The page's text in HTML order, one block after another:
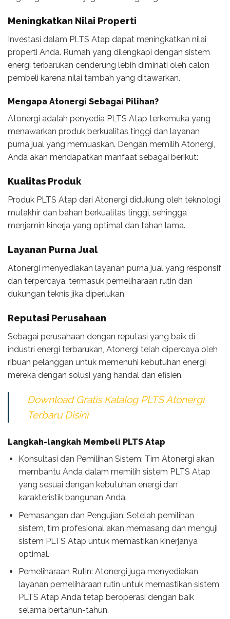
Meningkatkan Nilai Properti
Investasi dalam PLTS Atap dapat meningkatkan nilai
properti Anda. Rumah yang dilengkapi dengan sistem
energi terbarukan cenderung lebih diminati oleh calon
pembeli karena nilai tambah yang ditawarkan.
Mengapa Atonergi Sebagai Pilihan?
Atonergi adalah penyedia PLTS Atap terkemuka yang
menawarkan produk berkualitas tinggi dan layanan
purna jual yang memuaskan. Dengan memilih Atonergi,
Anda akan mendapatkan manfaat sebagai berikut:
Kualitas Produk
Produk PLTS Atap dari Atonergi didukung oleh teknologi
mutakhir dan bahan berkualitas tinggi, sehingga
menjamin kinerja yang optimal dan tahan lama.
Layanan Purna Jual
Atonergi menyediakan layanan purna jual yang responsif
dan terpercaya, termasuk pemeliharaan rutin dan
dukungan teknis jika diperlukan.
Reputasi Perusahaan
Sebagai perusahaan dengan reputasi yang baik di
industri energi terbarukan, Atonergi telah dipercaya oleh
ribuan pelanggan untuk memenuhi kebutuhan energi
mereka dengan solusi yang handal dan efisien.
Download Gratis Katalog PLTS Atonergi
Terbaru Disini
Langkah-langkah Membeli PLTS Atap
Konsultasi dan Pemilihan Sistem: Tim Atonergi akan
membantu Anda dalam memilih sistem PLTS Atap
yang sesuai dengan kebutuhan energi dan
karakteristik bangunan Anda.
Pemasangan dan Pengujian: Setelah pemilihan
sistem, tim profesional akan memasang dan menguji
sistem PLTS Atap untuk memastikan kinerjanya
optimal.
Pemeliharaan Rutin: Atonergi juga menyediakan
layanan pemeliharaan rutin untuk memastikan sistem
PLTS Atap Anda tetap beroperasi dengan baik
selama bertahun-tahun.